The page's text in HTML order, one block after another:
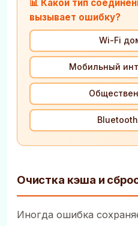
📊 Какой тип
вызывает ошибку?
Wi-Fi
Мобильный
Очистка кэша и
Иногда ошибка